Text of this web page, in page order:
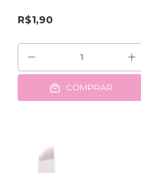
R$1,90
COMPRAR